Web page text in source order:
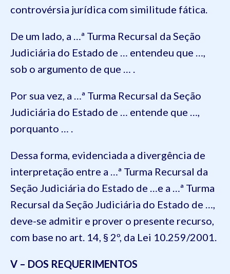
controvérsia jurídica com similitude fática.
De um lado, a …ª Turma Recursal da Seção
Judiciária do Estado de … entendeu que …,
sob o argumento de que … .
Por sua vez, a …ª Turma Recursal da Seção
Judiciária do Estado de … entende que …,
porquanto … .
Dessa forma, evidenciada a divergência de
interpretação entre a …ª Turma Recursal da
Seção Judiciária do Estado de …e a …ª Turma
Recursal da Seção Judiciária do Estado de …,
deve-se admitir e prover o presente recurso,
com base no art. 14, § 2º, da Lei 10.259/2001.
V – DOS REQUERIMENTOS